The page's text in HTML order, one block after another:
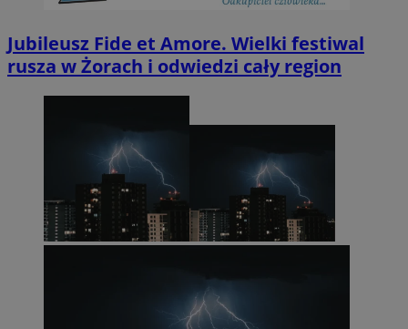
Jubileusz Fide et Amore. Wielki festiwal
rusza w Żorach i odwiedzi cały region